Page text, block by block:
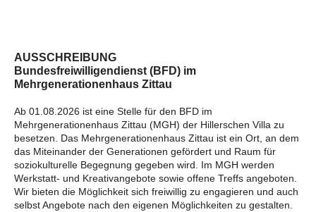
AUSSCHREIBUNG
Bundesfreiwilligendienst (BFD) im
Mehrgenerationenhaus Zittau
Ab 01.08.2026 ist eine Stelle für den BFD im
Mehrgenerationenhaus Zittau (MGH) der Hillerschen Villa zu
besetzen. Das Mehrgenerationenhaus Zittau ist ein Ort, an dem
das Miteinander der Generationen gefördert und Raum für
soziokulturelle Begegnung gegeben wird. Im MGH werden
Werkstatt- und Kreativangebote sowie offene Treffs angeboten.
Wir bieten die Möglichkeit sich freiwillig zu engagieren und auch
selbst Angebote nach den eigenen Möglichkeiten zu gestalten.